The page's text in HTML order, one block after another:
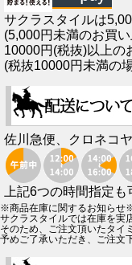
サクラスタイルは
(5,000円未満のお買
10000円(税抜)以上の
(税抜10000円未満の
佐川急便、クロネコ
上記6つの時間指定も
※商品在庫に関するお知らせ
サクラスタイルでは在庫を実
そのため、ご注文頂いたタイ
予めご了承いただき、ご注文